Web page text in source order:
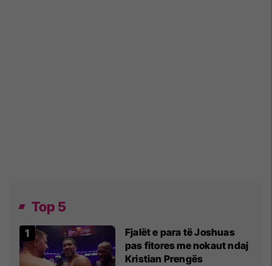
Top 5
Fjalët e para të Joshuas
pas fitores me nokaut ndaj
Kristian Prengës